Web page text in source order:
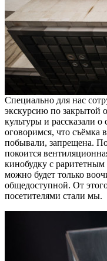
Специально для нас
экскурсию по закрытой
культуры и рассказали
оговоримся, что съёмка
побывали, запрещена.
покоится
кинобудку с
можно будет только
общедоступной. От
посетителями стали мы.